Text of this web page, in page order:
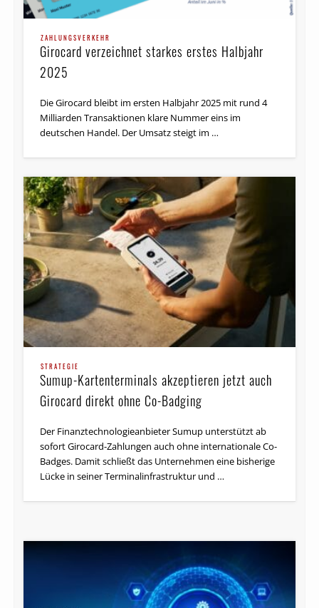
ZAHLUNGSVERKEHR
Girocard verzeichnet starkes erstes Halbjahr
2025
Die Girocard bleibt im ersten Halbjahr 2025 mit rund 4
Milliarden Transaktionen klare Nummer eins im
deutschen Handel. Der Umsatz steigt im …
STRATEGIE
Sumup-Kartenterminals akzeptieren jetzt auch
Girocard direkt ohne Co-Badging
Der Finanztechnologieanbieter Sumup unterstützt ab
sofort Girocard-Zahlungen auch ohne internationale Co-
Badges. Damit schließt das Unternehmen eine bisherige
Lücke in seiner Terminalinfrastruktur und …